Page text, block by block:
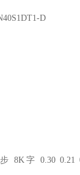
D
8K字 0.30 0.21